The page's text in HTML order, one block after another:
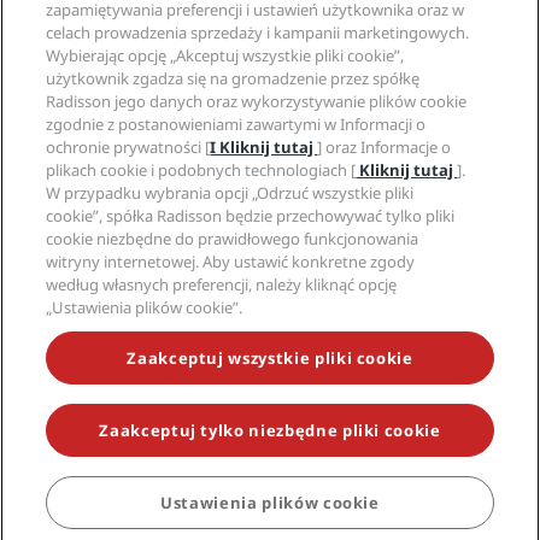
REZERWUJ
Hotele przyjazne dla rodzin
Zdrowie i bezpieczeństwo
Kariery w RHG
Kariery w PPHE
Kariera EHL
The Club by RHG
Współpraca
Odpowiedzialny biznes
Zaopatrzenie
Centrum prywatności
Informacje prawne
Regulamin Radisson Rewards
Umowa dotycząca korzystania z witryny
Dostępność cyfrowa
Oświadczenie dotyczące współczesnego niewolnictwa
Pomoc
Ostrzeżenia dla klientów
Kontakt
Najczęściej zadawane pytania
Mapa witryny
Media społecznościowe
Marki Radisson Hotels
NIE PRZEGAP NAJCIEKAWSZYCH OFERT
© 2026 Radisson Hotel Group.Wszelkie prawa zastrzeżone. RHG
Radisson Hotel Group, Radisson, Radisson RED, Radisson Blu, Radisson
Collection, Radisson Individuals, Park Plaza, Park Inn, Country Inn &
Suites, Prize by Radisson, Radisson Rewards oraz Radisson Meetings są
znakami towarowymi Radisson Hotel Group.
zapamiętywania preferencji i ustawień użytkownika oraz w
celach prowadzenia sprzedaży i kampanii marketingowych.
Wybierając opcję „Akceptuj wszystkie pliki cookie”,
użytkownik zgadza się na gromadzenie przez spółkę
Radisson jego danych oraz wykorzystywanie plików cookie
zgodnie z postanowieniami zawartymi w Informacji o
ochronie prywatności [I Kliknij tutaj] oraz Informacje o
plikach cookie i podobnych technologiach [ Kliknij tutaj].
W przypadku wybrania opcji „Odrzuć wszystkie pliki
cookie”, spółka Radisson będzie przechowywać tylko pliki
cookie niezbędne do prawidłowego funkcjonowania
witryny internetowej. Aby ustawić konkretne zgody
według własnych preferencji, należy kliknąć opcję
„Ustawienia plików cookie”.
Zaakceptuj wszystkie pliki cookie
Zaakceptuj tylko niezbędne pliki cookie
Ustawienia plików cookie